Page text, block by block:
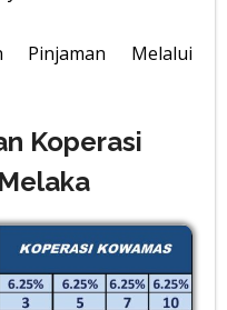
Pinjaman Melalui
Koperasi